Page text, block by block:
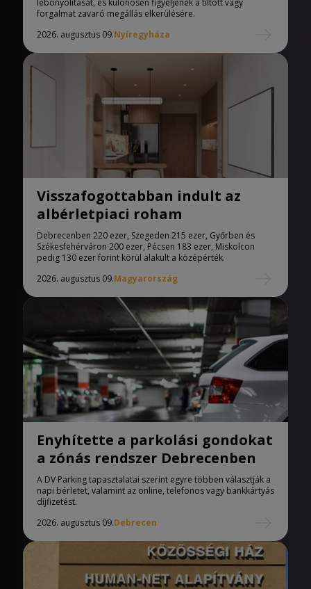
forgalmat zavaró megállás elkerülésére.
2026. augusztus 09.Nyíregyháza
Visszafogottabban indult az
albérletpiaci roham
Debrecenben 220 ezer, Szegeden 215 ezer, Győrben és
Székesfehérváron 200 ezer, Pécsen 183 ezer, Miskolcon
pedig 130 ezer forint körül alakult a középérték.
2026. augusztus 09.Magyarország
Enyhítette a parkolási gondokat
a zónás rendszer Debrecenben
A DV Parking tapasztalatai szerint egyre többen választják a
napi bérletet, valamint az online, telefonos vagy bankkártyás
díjfizetést.
2026. augusztus 09.Debrecen